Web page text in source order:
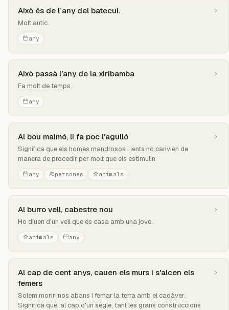
Això és de l´any del batecul.
Molt antic.
any
Això passà l’any de la xiribamba
Fa molt de temps.
any
Al bou maimó, li fa poc l'agulló
Significa que els homes mandrosos i lents no canvien de
manera de procedir per molt que els estimulin
any persones animals
Al burro vell, cabestre nou
Ho diuen d'un vell que es casa amb una jove.
animals any
Al cap de cent anys, cauen els murs i s'alcen els
femers
Solem morir-nos abans i femar la terra amb el cadàver.
Significa que, al cap d'un segle, tant les grans construccions